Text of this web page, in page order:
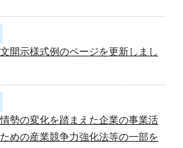
開示様式例のページを更新しまし
勢の変化を踏まえた企業の事業活
めの産業競争力強化法等の一部を